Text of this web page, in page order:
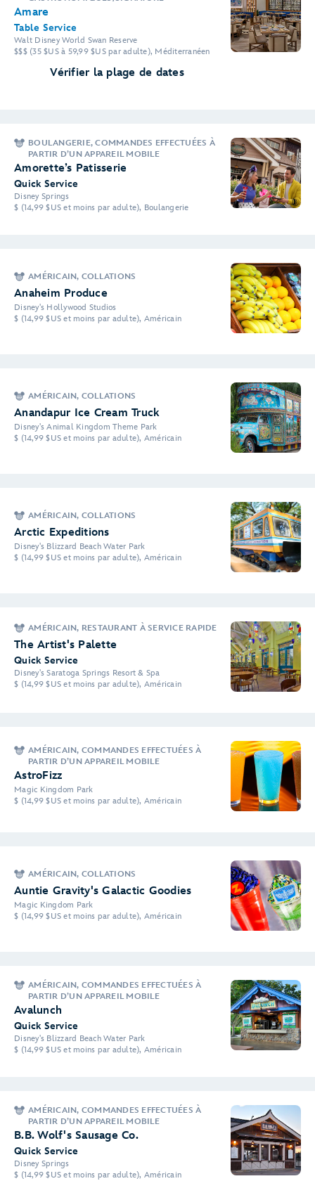
Amare
Table Service
Walt Disney World Swan Reserve
$$$ (35 $US à 59,99 $US par adulte), Méditerranéen
Vérifier la plage de dates
BOULANGERIE, COMMANDES EFFECTUÉES À
PARTIR D’UN APPAREIL MOBILE
Amorette’s Patisserie
Quick Service
Disney Springs
$ (14,99 $US et moins par adulte), Boulangerie
AMÉRICAIN, COLLATIONS
Anaheim Produce
Disney's Hollywood Studios
$ (14,99 $US et moins par adulte), Américain
AMÉRICAIN, COLLATIONS
Anandapur Ice Cream Truck
Disney's Animal Kingdom Theme Park
$ (14,99 $US et moins par adulte), Américain
AMÉRICAIN, COLLATIONS
Arctic Expeditions
Disney's Blizzard Beach Water Park
$ (14,99 $US et moins par adulte), Américain
AMÉRICAIN, RESTAURANT À SERVICE RAPIDE
The Artist's Palette
Quick Service
Disney's Saratoga Springs Resort & Spa
$ (14,99 $US et moins par adulte), Américain
AMÉRICAIN, COMMANDES EFFECTUÉES À
PARTIR D’UN APPAREIL MOBILE
AstroFizz
Magic Kingdom Park
$ (14,99 $US et moins par adulte), Américain
AMÉRICAIN, COLLATIONS
Auntie Gravity's Galactic Goodies
Magic Kingdom Park
$ (14,99 $US et moins par adulte), Américain
AMÉRICAIN, COMMANDES EFFECTUÉES À
PARTIR D’UN APPAREIL MOBILE
Avalunch
Quick Service
Disney's Blizzard Beach Water Park
$ (14,99 $US et moins par adulte), Américain
AMÉRICAIN, COMMANDES EFFECTUÉES À
PARTIR D’UN APPAREIL MOBILE
B.B. Wolf's Sausage Co.
Quick Service
Disney Springs
$ (14,99 $US et moins par adulte), Américain